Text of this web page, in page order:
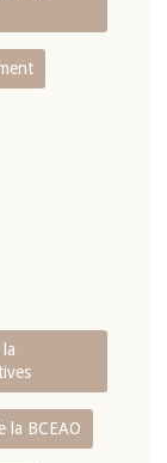
la BCEAO